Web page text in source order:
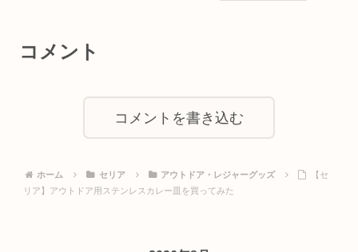
コメント
コメントを書き込む
ホーム セリア アウトドア・レジャーグッズ
【セ
リア】アウトドア用ステンレスカレー皿を買ってみた